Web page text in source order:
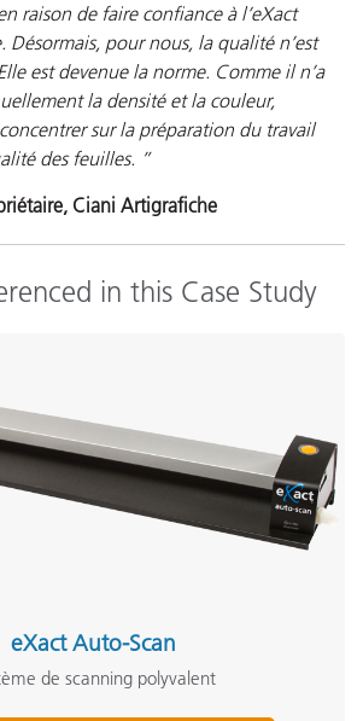
raison de faire confiance à l’eXact
Désormais, pour nous, la qualité n’est
est devenue la norme. Comme il n’a
la densité et la couleur,
sur la préparation du travail
des feuilles. ”
Ciani Artigrafiche
in this Case Study
eXact Auto-Scan
de scanning polyvalent